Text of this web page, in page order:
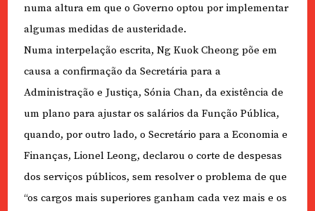
numa altura em que o Governo optou por implementar
algumas medidas de austeridade.
Numa interpelação escrita, Ng Kuok Cheong põe em
causa a confirmação da Secretária para a
Administração e Justiça, Sónia Chan, da existência de
um plano para ajustar os salários da Função Pública,
quando, por outro lado, o Secretário para a Economia e
Finanças, Lionel Leong, declarou o corte de despesas
dos serviços públicos, sem resolver o problema de que
“os cargos mais superiores ganham cada vez mais e os